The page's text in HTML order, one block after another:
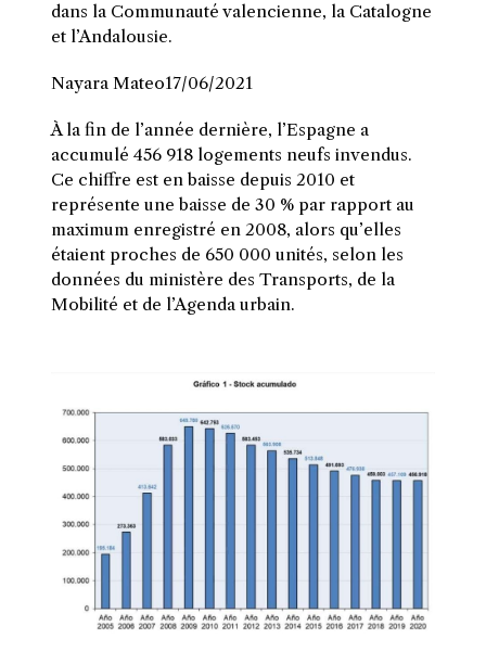
dans la Communauté valencienne, la Catalogne
et l’Andalousie.
Nayara Mateo17/06/2021
À la fin de l’année dernière, l’Espagne a
accumulé 456 918 logements neufs invendus.
Ce chiffre est en baisse depuis 2010 et
représente une baisse de 30 % par rapport au
maximum enregistré en 2008, alors qu’elles
étaient proches de 650 000 unités, selon les
données du ministère des Transports, de la
Mobilité et de l’Agenda urbain.